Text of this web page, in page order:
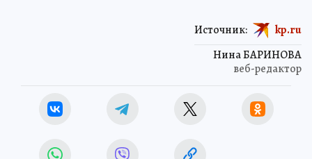
Нина БАРИНОВА
веб-редактор
Источник: kp.ru